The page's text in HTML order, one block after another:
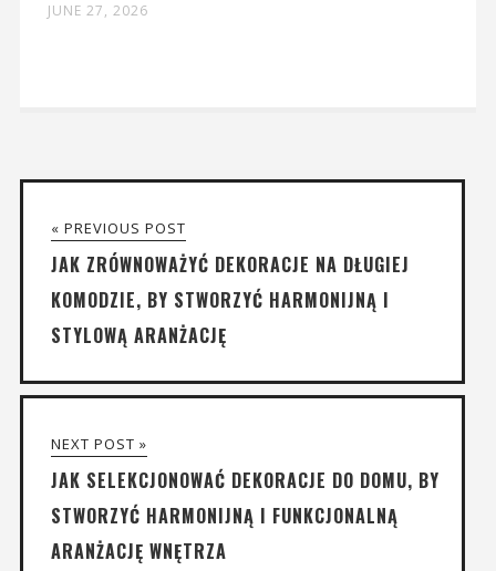
JUNE 27, 2026
« PREVIOUS POST
JAK ZRÓWNOWAŻYĆ DEKORACJE NA DŁUGIEJ
KOMODZIE, BY STWORZYĆ HARMONIJNĄ I
STYLOWĄ ARANŻACJĘ
NEXT POST »
JAK SELEKCJONOWAĆ DEKORACJE DO DOMU, BY
STWORZYĆ HARMONIJNĄ I FUNKCJONALNĄ
ARANŻACJĘ WNĘTRZA